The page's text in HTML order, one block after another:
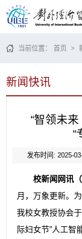
当前位置：首页 >
新闻快讯
“智领未
“
发布时间: 2025-
校新闻网讯
月，万象更新。
我校女教授协会
际妇女节”人工智